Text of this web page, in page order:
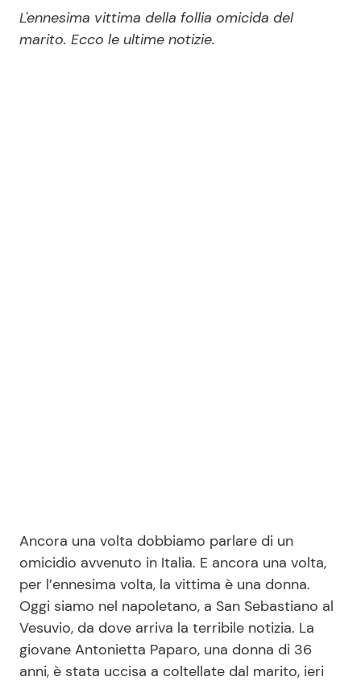
Persone Scomparse Programmi TV
Salute
Viaggi e Turismo
Festività
Ricette Facili e Veloci
Ricette Feste
Ricette per Bambini
L'ennesima vittima della follia omicida del
marito. Ecco le ultime notizie.
Ancora una volta dobbiamo parlare di un
omicidio avvenuto in Italia. E ancora una volta,
per l’ennesima volta, la vittima è una donna.
Oggi siamo nel napoletano, a San Sebastiano al
Vesuvio, da dove arriva la terribile notizia. La
giovane Antonietta Paparo, una donna di 36
anni, è stata uccisa a coltellate dal marito, ieri